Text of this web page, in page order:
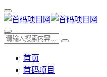
首页
首码项目